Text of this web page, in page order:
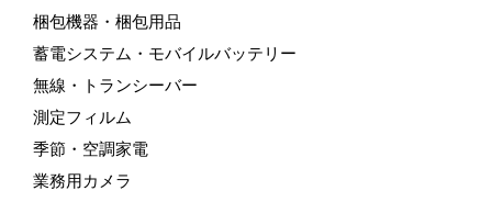
梱包機器・梱包用品
蓄電システム・モバイルバッテリー
無線・トランシーバー
測定フィルム
季節・空調家電
業務用カメラ